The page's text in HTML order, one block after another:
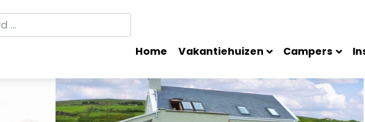
Home Vakantiehuizen Campers